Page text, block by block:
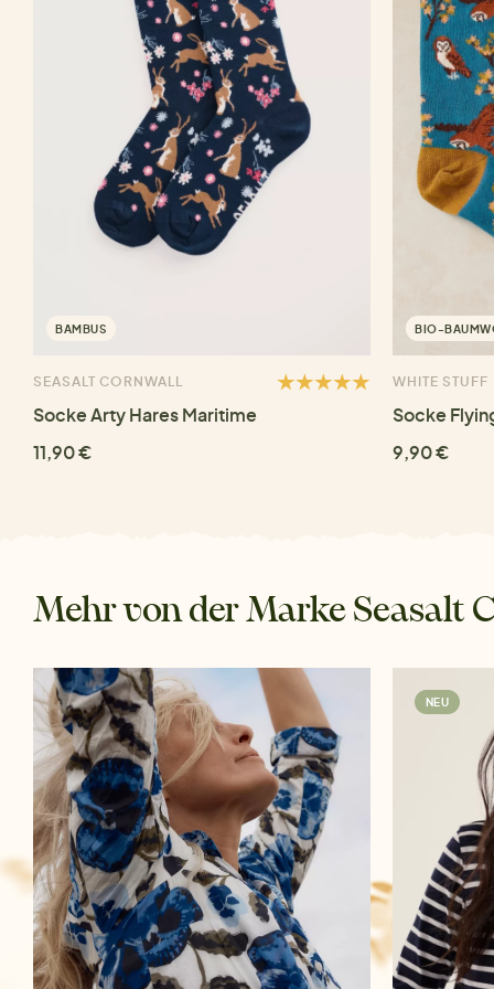
BAMBUS
SEASALT CORNWALL
Socke Arty Hares Maritime
11,90 €
BIO-
WHITE STUFF
Socke
9,90 €
Mehr von der Marke Seasalt
NEU